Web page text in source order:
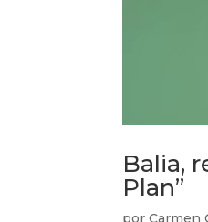
Balia,
Plan”
porCarmen